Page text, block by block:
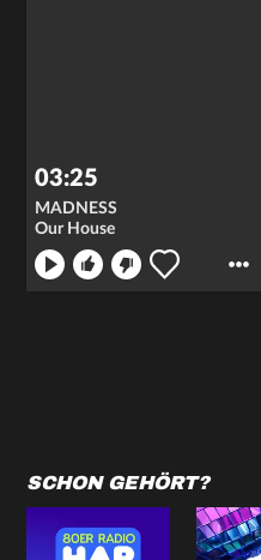
03:25
MADNESS
Our House
SCHON GEHÖRT?